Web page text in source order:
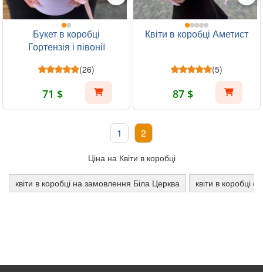
Букет в коробці
Гортензія і півонії
(26)
71 $
Квіти в коробці Аметист
(5)
87 $
1 2
Ціна на Квіти в коробці
квіти в коробці на замовлення Біла Церква квіти в коробці